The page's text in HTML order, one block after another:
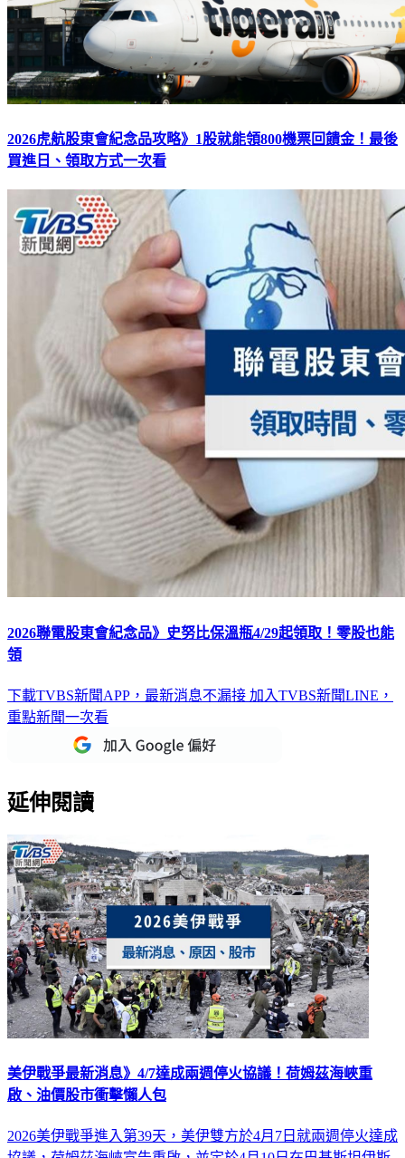
2026虎航股東會紀念品攻略》1股就能領800機票回饋金！最後
2026聯電股東會紀念品》史努比保溫瓶4/29起領取！零股也能
下載TVBS新聞APP，最新消息不漏接
重點新聞一次看
美伊戰爭最新消息》4/7達成兩週停火協議！荷姆茲海峽重